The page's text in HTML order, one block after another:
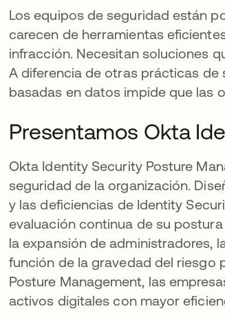
Los equipos de seguridad están
carecen de herramientas
infracción. Necesitan soluciones
A diferencia de otras prácticas
basadas en datos impide que las
Presentamos Okta
Okta Identity Security Posture
seguridad de la organización.
y las deficiencias de Identity
evaluación continua de su
la expansión de administradores,
función de la gravedad del riesgo
Posture Management, las
activos digitales con mayor